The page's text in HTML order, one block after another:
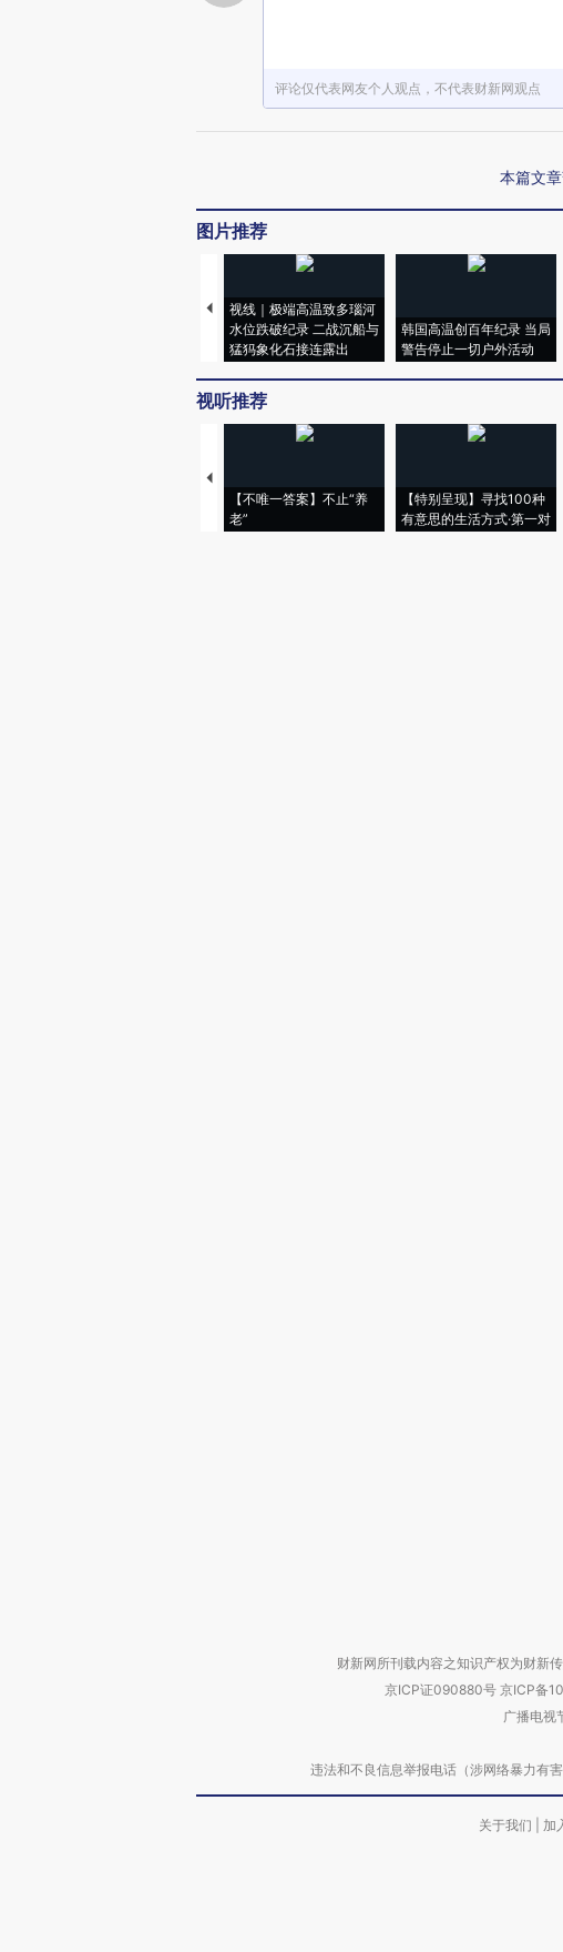
评论仅代表网友个人观点，不代表财新网观点
本篇文
图片推荐
视线｜极端高温致多瑙河
水位跌破纪录 二战沉船与
猛犸象化石接连露出
韩国高温创百年纪录 当局
警告停止一切户外活动
视听推荐
【不唯一答案】不止“养
老”
【特别呈现】寻找100种
有意思的生活方式·第一对
财新网所刊载内容之知识产权为财新
京ICP证090880号 京ICP备
广播电视
违法和不良信息举报电话（涉网络暴力
关于我们 加